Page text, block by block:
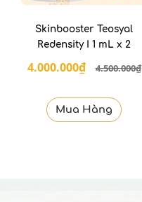
Skinbooster Teosyal
Redensity I 1 mL x 2
4.000.000₫ 4.500.000₫
Mua Hàng